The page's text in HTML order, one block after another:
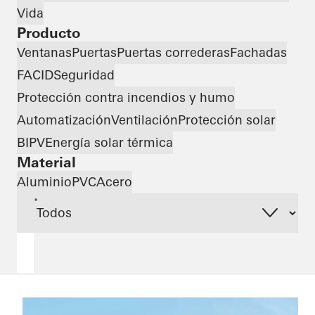
Vida
Producto
VentanasPuertasPuertas correderasFachadas
FACIDSeguridad
Protección contra incendios y humo
AutomatizaciónVentilaciónProtección solar
BIPVEnergía solar térmica
Material
AluminioPVCAcero
*